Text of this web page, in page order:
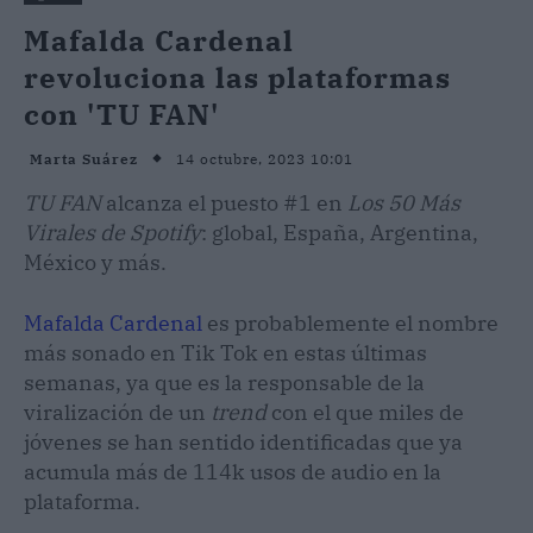
Mafalda Cardenal
revoluciona las plataformas
con 'TU FAN'
Marta Suárez 14 octubre, 2023 10:01
TU FANalcanza el puesto #1 en Los 50 Más
Virales de Spotify: global, España, Argentina,
México y más.
Mafalda Cardenal es probablemente el nombre
más sonado en Tik Tok en estas últimas
semanas, ya que es la responsable de la
viralización de un trendcon el que miles de
jóvenes se han sentido identificadas que ya
acumula más de 114k usos de audio en la
plataforma.